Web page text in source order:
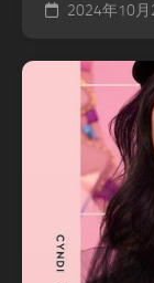
2024年10月